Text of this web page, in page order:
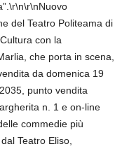
del Teatro Politeama di
con la
che porta in scena,
da domenica 19
punto vendita
n. 1 e on-line
commedie più
Teatro Eliso,